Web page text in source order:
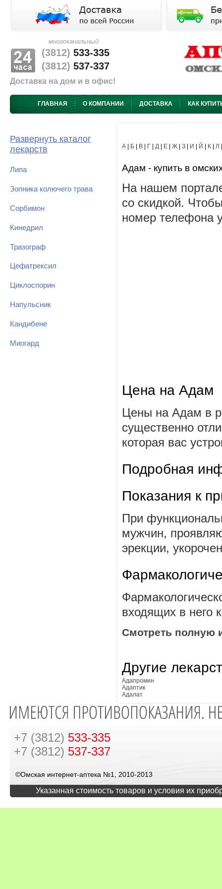
многоканальный
(3812) 533-335
(3812) 537-337
Доставка на дом и в офис!
ГЛАВНАЯ О КОМПАНИИ ДОСТАВКА КАК
Развернуть каталог
лекарств
Липа
Зопника колючего трава
Сорбимон
Кинедрил
Тразограф
Цефатрексил
Циклоспорин
Напульсник
Кандибене
Миогард
А Б В Г Д Е Ж З И Й К Л
Адам - купить в
На нашем
со скидкой.
номер телефона
Цена на Адам
Цены на Адам в
существенно
которая вас
Подробная
Показания к
При
мужчин,
эрекции,
входящих в него
Смотреть полную
Другие
Адапромин
Адаптик
Адалат
+7 (3812) 533-335
+7 (3812) 537-337
©Омская интернет-аптека №1, 2010-2013
Указанная стоимость товаров и условия их